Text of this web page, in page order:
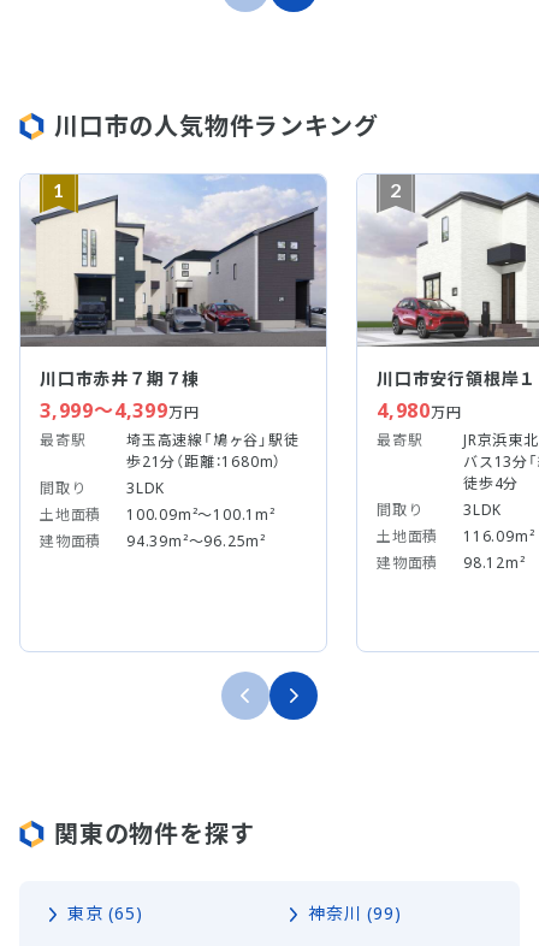
川口市の人気物件ランキング
1
川口市赤井７期７棟
3,999～4,399万円
最寄駅
埼玉高速線「鳩ヶ谷」駅徒
歩21分（距離：1680m）
間取り
3LDK
土地面積
100.09m²～100.1m²
建物面積
94.39m²～96.25m²
2
川口市安行領根岸
4,980万円
最寄駅
JR京浜東北
バス13分
徒歩4分
間取り
3LDK
土地面積
116.09m²
建物面積
98.12m²
関東の物件を探す
東京 (65) 神奈川 (99)